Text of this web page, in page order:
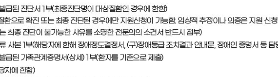
급된 진단서 1부(최종진단명이 대상질환인 경우에 한함)
환으로 확진 또는 최종 진단된 경우에만 지원신청이 가능함. 임상적 추정이나 의증은 지원 신
최종 진단이 불가능한 사유를 소명한 전문의의 소견서 반드시 첨부)
사본 1부(해당자에 한해 장애정도결정서, (구)장애등급 조치결과 안내문, 장애인 증명서 등 담
급된 가족관계증명서(상세) 1부(환자를 기준으로 제출)
자에 한함)